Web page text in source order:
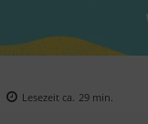
Lesezeit ca. 29 min.